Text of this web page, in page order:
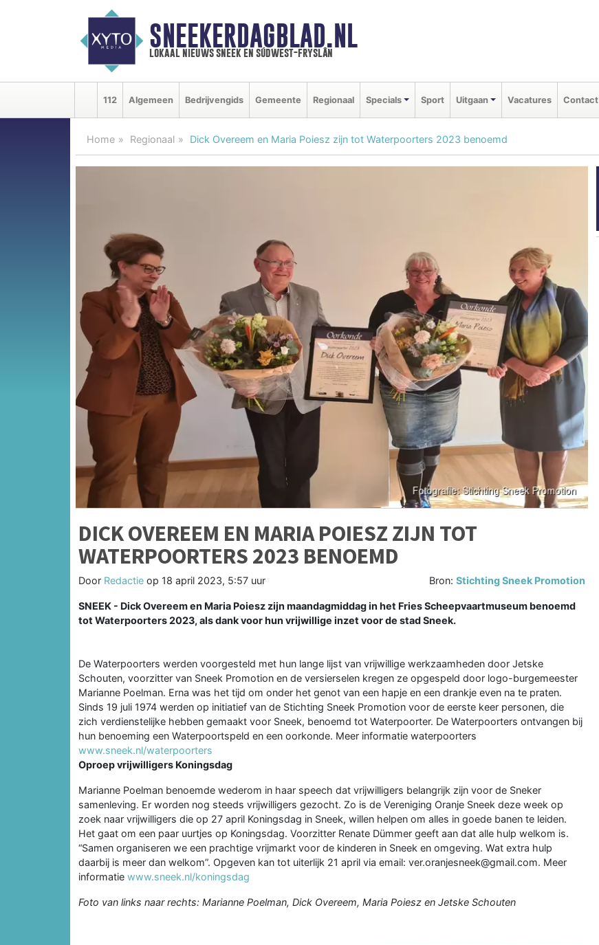
SNEEKERDAGBLAD.NL
lokaal nieuws sneek en súdwest-fryslân
112 Algemeen Bedrijvengids Gemeente Regionaal Specials Sport Uitgaan Vacatures Contact
Home Regionaal Dick Overeem en Maria Poiesz zijn tot Waterpoorters 2023 benoemd
DICK OVEREEM EN MARIA POIESZ ZIJN TOT
WATERPOORTERS 2023 BENOEMD
Door Redactie op 18 april 2023, 5:57 uur Bron:Stichting Sneek Promotion
SNEEK - Dick Overeem en Maria Poiesz zijn maandagmiddag in het Fries Scheepvaartmuseum benoemd
tot Waterpoorters 2023, als dank voor hun vrijwillige inzet voor de stad Sneek.
De Waterpoorters werden voorgesteld met hun lange lijst van vrijwillige werkzaamheden door Jetske
Schouten, voorzitter van Sneek Promotion en de versierselen kregen ze opgespeld door logo-burgemeester
Marianne Poelman. Erna was het tijd om onder het genot van een hapje en een drankje even na te praten.
Sinds 19 juli 1974 werden op initiatief van de Stichting Sneek Promotion voor de eerste keer personen, die
zich verdienstelijke hebben gemaakt voor Sneek, benoemd tot Waterpoorter. De Waterpoorters ontvangen bij
hun benoeming een Waterpoortspeld en een oorkonde. Meer informatie waterpoorters
www.sneek.nl/waterpoorters
Oproep vrijwilligers Koningsdag
Marianne Poelman benoemde wederom in haar speech dat vrijwilligers belangrijk zijn voor de Sneker
samenleving. Er worden nog steeds vrijwilligers gezocht. Zo is de Vereniging Oranje Sneek deze week op
zoek naar vrijwilligers die op 27 april Koningsdag in Sneek, willen helpen om alles in goede banen te leiden.
Het gaat om een paar uurtjes op Koningsdag. Voorzitter Renate Dümmer geeft aan dat alle hulp welkom is.
“Samen organiseren we een prachtige vrijmarkt voor de kinderen in Sneek en omgeving. Wat extra hulp
daarbij is meer dan welkom”. Opgeven kan tot uiterlijk 21 april via email: ver.oranjesneek@gmail.com. Meer
informatie www.sneek.nl/koningsdag
Foto van links naar rechts: Marianne Poelman, Dick Overeem, Maria Poiesz en Jetske Schouten